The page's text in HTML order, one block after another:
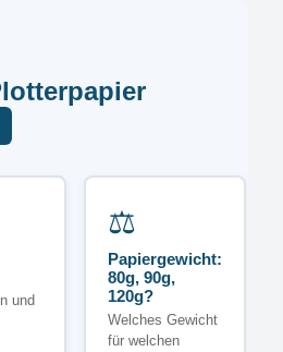
und
⚖️
Papiergewicht:
80g, 90g,
120g?
Welches Gewicht
für welchen